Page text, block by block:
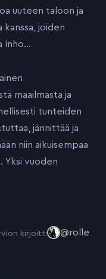
uuteen taloon ja
kanssa, joiden
Inho…
maailmasta ja
tunteiden
jännittää ja
niin aikuisempaa
Yksi vuoden
kirjoitti @rolle